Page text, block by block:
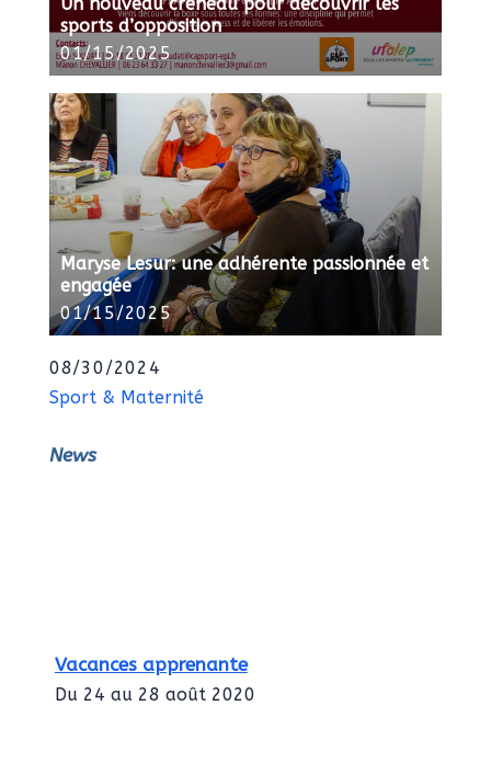
sports d’opposition
01/15/2025
Maryse Lesur: une adhérente passionnée et
engagée
01/15/2025
08/30/2024
Sport & Maternité
News
Vacances apprenante
Du 24 au 28 août 2020